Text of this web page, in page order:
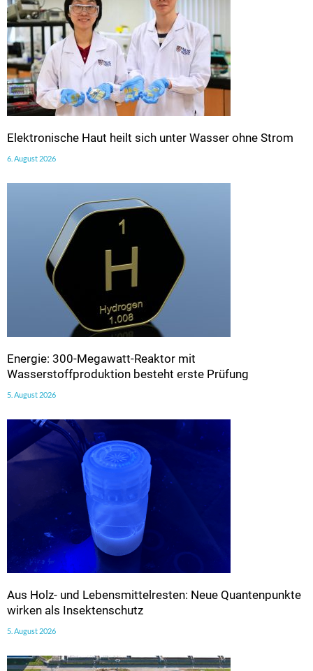
Elektronische Haut heilt sich unter Wasser ohne Strom
6. August 2026
Energie: 300-Megawatt-Reaktor mit
Wasserstoffproduktion besteht erste Prüfung
5. August 2026
Aus Holz- und Lebensmittelresten: Neue Quantenpunkte
wirken als Insektenschutz
5. August 2026